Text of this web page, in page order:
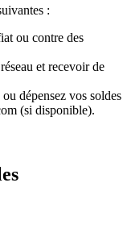
:
ou contre des
et recevoir de
dépensez vos soldes
(si disponible).